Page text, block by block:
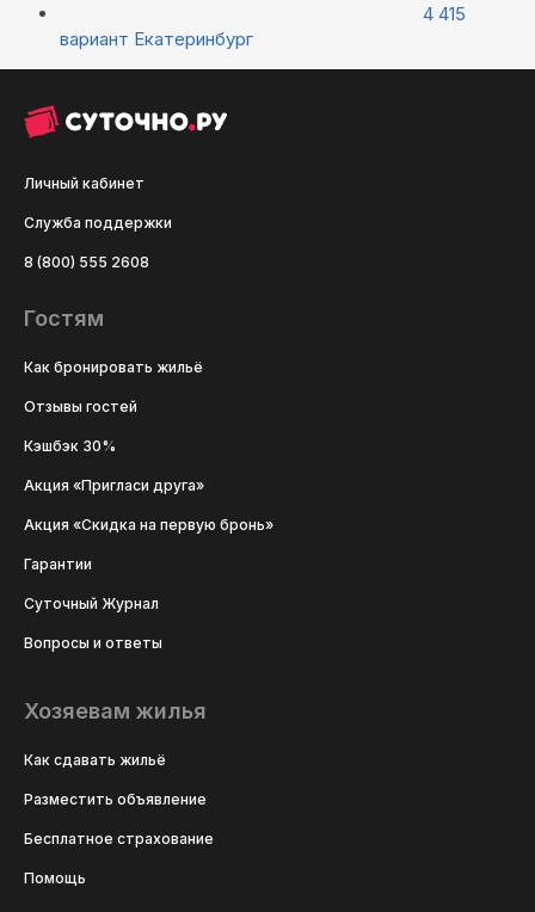
4 415
вариант Екатеринбург
Личный кабинет
Служба поддержки
8 (800) 555 2608
Гостям
Как бронировать жильё
Отзывы гостей
Кэшбэк 30%
Акция «Пригласи друга»
Акция «Скидка на первую бронь»
Гарантии
Суточный Журнал
Вопросы и ответы
Хозяевам жилья
Как сдавать жильё
Разместить объявление
Бесплатное страхование
Помощь